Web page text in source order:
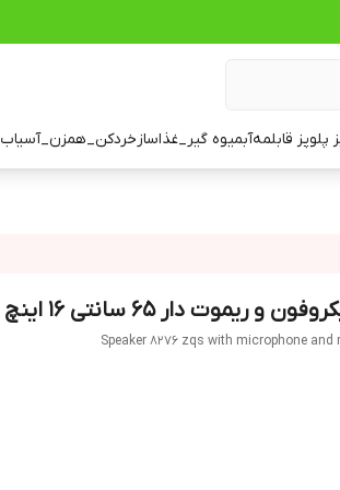
پلوپز قابلمهآبمیوه گیر_غذاسازخردکن_همزن_آسیاب
Speaker 8276 zqs with microphone and